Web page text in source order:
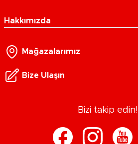
Hakkımızda
Mağazalarımız
Bize Ulaşın
Bizi takip edin!